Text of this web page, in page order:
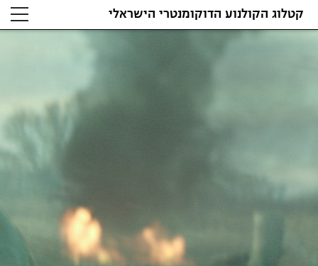
קטלוג הקולנוע הדוקומנטרי הישראלי